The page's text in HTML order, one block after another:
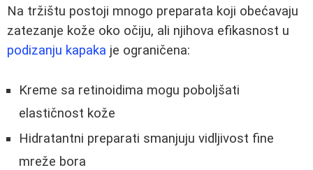
Na tržištu postoji mnogo preparata koji obećavaju
zatezanje kože oko očiju, ali njihova efikasnost u
podizanju kapaka je ograničena:
Kreme sa retinoidima mogu poboljšati
elastičnost kože
Hidratantni preparati smanjuju vidljivost fine
mreže bora